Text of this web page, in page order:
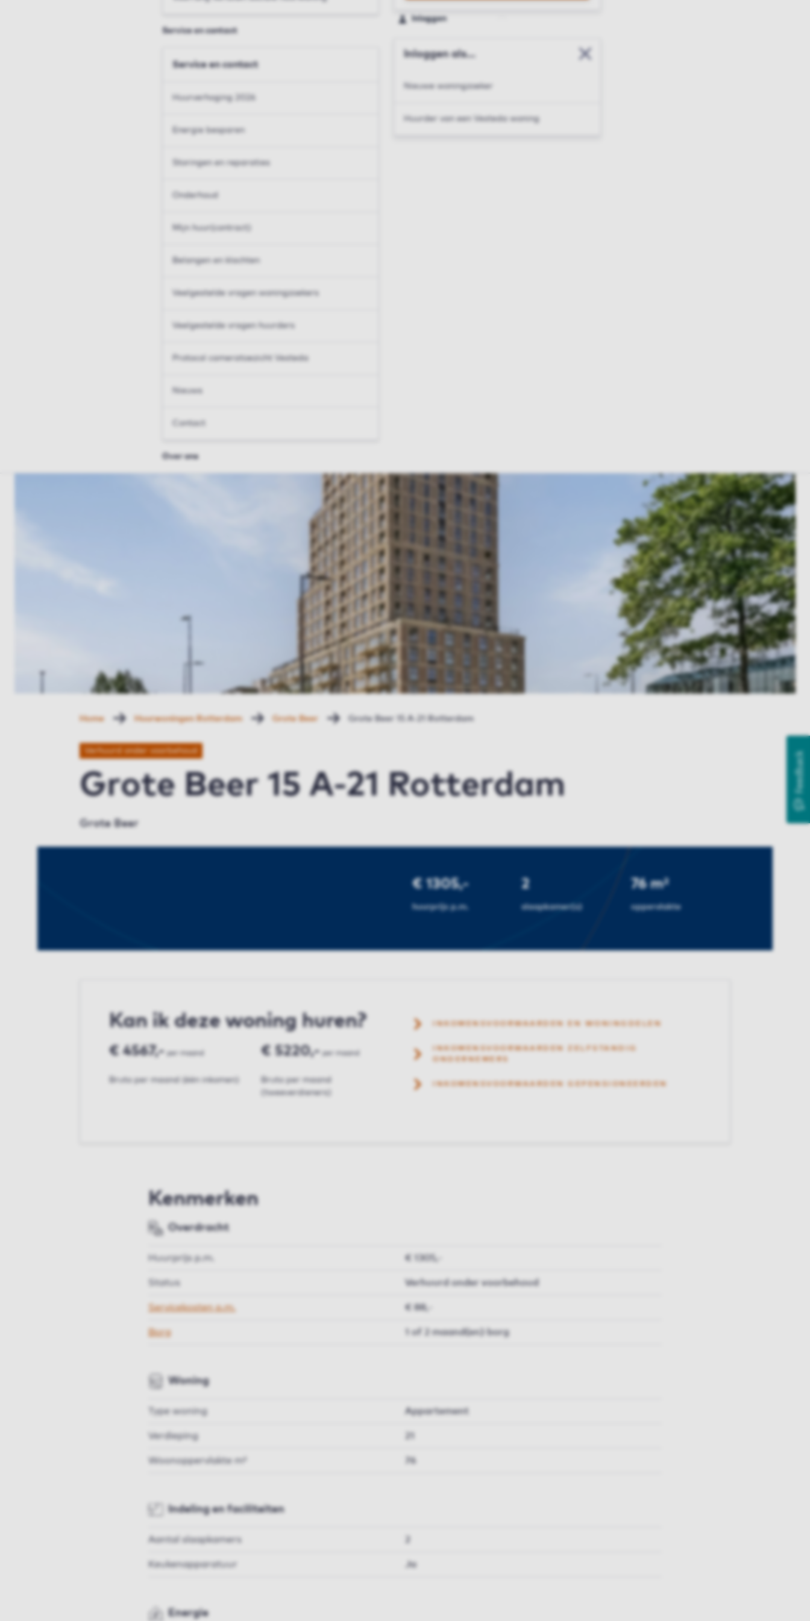
Service en contact
Service en contact
Huurverhoging 2026
Energie besparen
Storingen en reparaties
Onderhoud
Mijn huur(contract)
Belangen en klachten
Veelgestelde vragen woningzoekers
Veelgestelde vragen huurders
Protocol cameratoezicht Vesteda
Nieuws
Contact
Over ons
Inloggen
Inloggen als...
Sluit modal
Nieuwe woningzoeker
Huurder van een Vesteda woning
Home Huurwoningen Rotterdam Grote Beer Grote Beer 15 A-21 Rotterdam
Verhuurd onder voorbehoud
Grote Beer 15 A-21 Rotterdam
Grote Beer
€ 1305,-
huurprijs p.m.
2
slaapkamer(s)
76 m²
oppervlakte
Kan ik deze woning huren?
€ 4567,- per maand
Bruto per maand (één inkomen)
€ 5220,- per maand
Bruto per maand
(tweeverdieners)
INKOMENSVOORWAARDEN EN WONINGDELEN
INKOMENSVOORWAARDEN ZELFSTANDIG
ONDERNEMERS
INKOMENSVOORWAARDEN GEPENSIONEERDEN
Kenmerken
Overdracht
Huurprijs p.m. € 1305,-
Status Verhuurd onder voorbehoud
Servicekosten p.m. € 88,-
Borg 1 of 2 maand(en) borg
Woning
Type woning Appartement
Verdieping
Woonoppervlakte m² 76
Indeling en faciliteiten
Aantal slaapkamers
Keukenapparatuur Ja
Energie
Feedback